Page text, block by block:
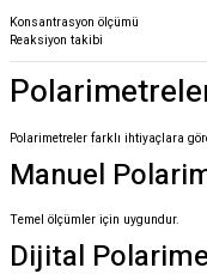
Konsantrasyon ölçümü
Reaksiyon takibi
Polarimetreler farklı ihtiyaçlara
Manuel
Temel ölçümler için uygundur.
Dijital